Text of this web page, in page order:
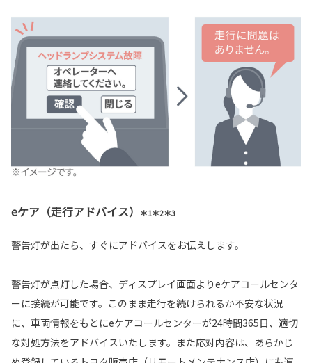
eケア（走行アドバイス） ＊1＊2＊3
警告灯が出たら、すぐにアドバイスをお伝えします。
警告灯が点灯した場合、ディスプレイ画面よりeケアコールセンタ
ーに接続が可能です。このまま走行を続けられるか不安な状況
に、車両情報をもとにeケアコールセンターが24時間365日、適切
な対処方法をアドバイスいたします。また応対内容は、あらかじ